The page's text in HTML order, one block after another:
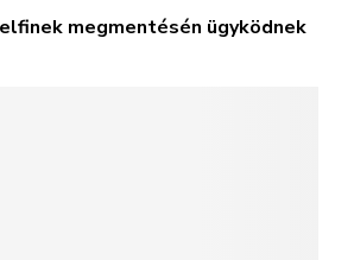
megmentésén ügyködnek